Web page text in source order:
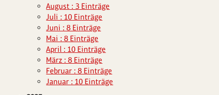
August : 3 Einträge
Juli : 10 Einträge
Juni : 8 Einträge
Mai : 8 Einträge
April : 10 Einträge
März : 8 Einträge
Februar : 8 Einträge
Januar : 10 Einträge